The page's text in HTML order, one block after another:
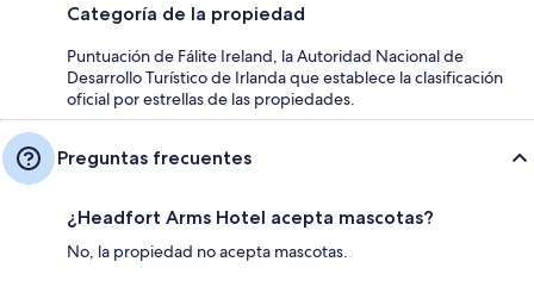
Categoría de la propiedad
Puntuación de Fálite Ireland, la Autoridad Nacional de
Desarrollo Turístico de Irlanda que establece la clasificación
oficial por estrellas de las propiedades.
Preguntas frecuentes
¿Headfort Arms Hotel acepta mascotas?
No, la propiedad no acepta mascotas.